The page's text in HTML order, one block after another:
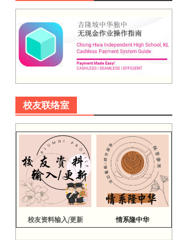
校友联络室
校友资料输入/更新 情系隆中华